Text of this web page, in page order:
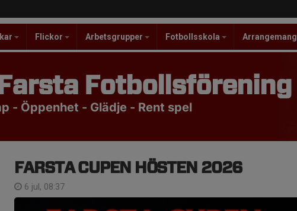
Flickor Arbetsgrupper Fotbollsskola Arrangemang
Farsta Fotbollsförening
- Öppenhet - Glädje - Rent spel
FARSTA CUPEN HÖSTEN 2026
6 jul, 08:37